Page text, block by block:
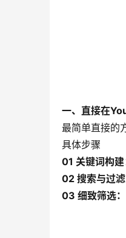
一、直接在
最简单直接的
具体步骤
01 关键词构建
02 搜索与过滤
03 细致筛选：